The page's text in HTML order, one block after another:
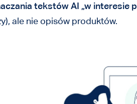
tekstów AI „w interesie
ale nie opisów produktów.